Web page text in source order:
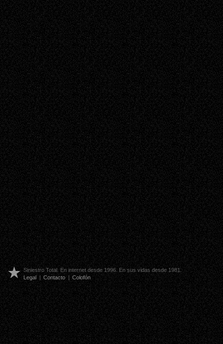
Siniestro Total. En internet desde 1996. En sus vidas desde 1981.
Legal | Contacto | Colofón